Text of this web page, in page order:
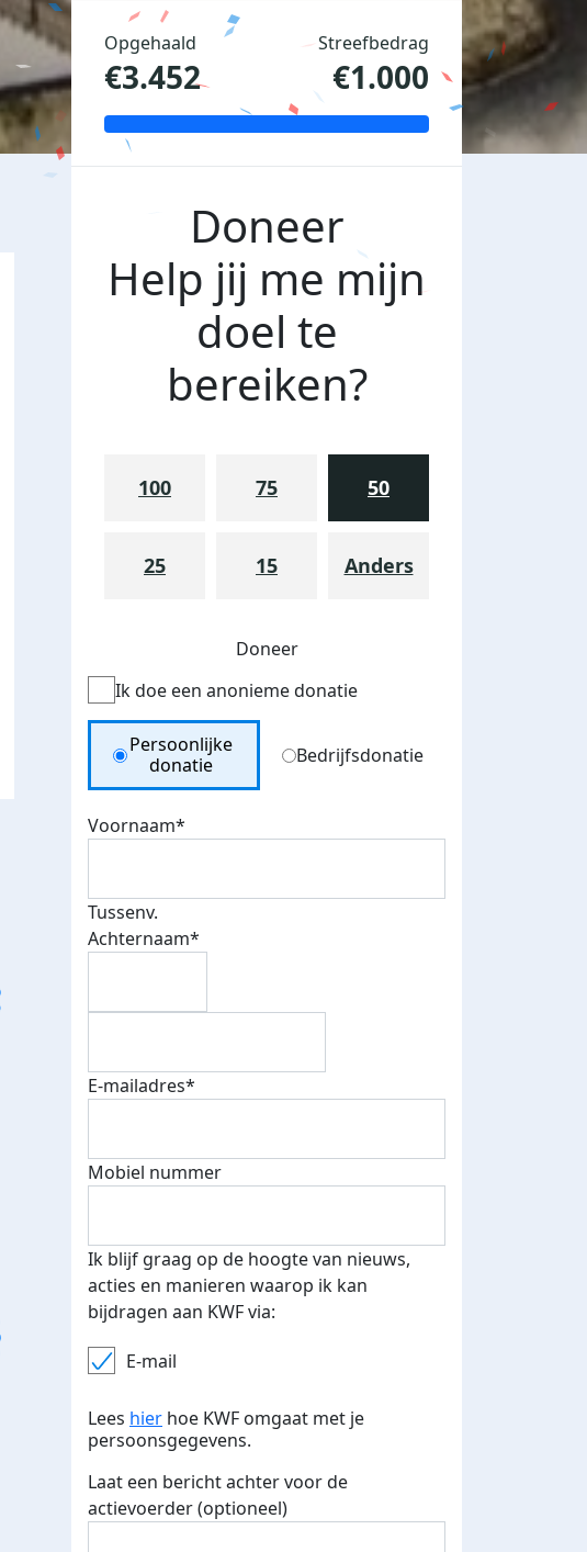
Opgehaald
€3.452
Streefbedrag
€1.000
Doneer
Help jij me mijn
doel te
bereiken?
100 75 50
25 15 Anders
Doneer
Ik doe een anonieme donatie
Donation Type
Persoonlijke
donatie
Bedrijfsdonatie
Voornaam*
Tussenv.
Achternaam*
E-mailadres*
Mobiel nummer
Ik blijf graag op de hoogte van nieuws,
acties en manieren waarop ik kan
bijdragen aan KWF via:
E-mail
Lees hier hoe KWF omgaat met je
persoonsgegevens.
Laat een bericht achter voor de
actievoerder (optioneel)